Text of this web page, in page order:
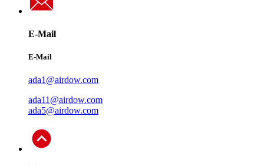
E-Mail
E-Mail
ada1@airdow.com
ada11@airdow.com
ada5@airdow.com